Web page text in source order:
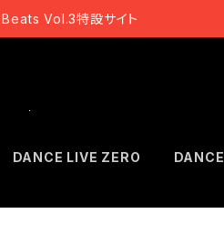
Vol.3特設サイト
DANCE LIVE ZERO DANCE